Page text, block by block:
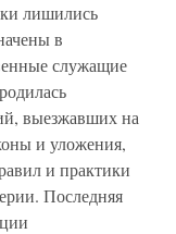
лишились
в
служащие
выезжавших на
и уложения,
и практики
Последняя